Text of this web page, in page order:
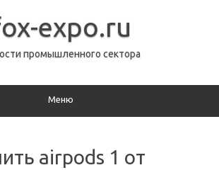
expo.ru
промышленного сектора
Меню
airpods 1 от